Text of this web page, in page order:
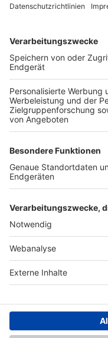
TOP-VEREINE
TOP-PARTNER
Nutzungsbedingungen